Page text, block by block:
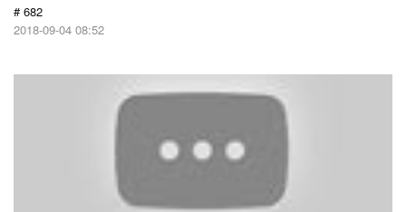
# 682
2018-09-04 08:52